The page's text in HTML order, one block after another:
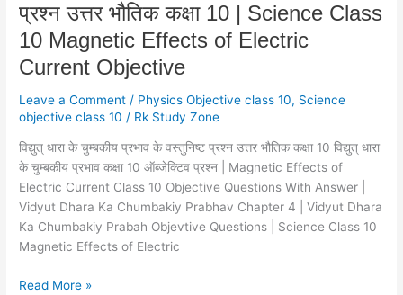
प्रश्न उत्तर भौतिक कक्षा 10 | Science Class
10 Magnetic Effects of Electric
Current Objective
Leave a Comment / Physics Objective class 10, Science
objective class 10 / Rk Study Zone
विद्युत् धारा के चुम्बकीय प्रभाव के वस्तुनिष्ट प्रश्न उत्तर भौतिक कक्षा 10 विद्युत् धारा
के चुम्बकीय प्रभाव कक्षा 10 ऑब्जेक्टिव प्रश्न | Magnetic Effects of
Electric Current Class 10 Objective Questions With Answer |
Vidyut Dhara Ka Chumbakiy Prabhav Chapter 4 | Vidyut Dhara
Ka Chumbakiy Prabah Objevtive Questions | Science Class 10
Magnetic Effects of Electric
Science
Class
10
Magnetic
of
Current
Objective
Read More »